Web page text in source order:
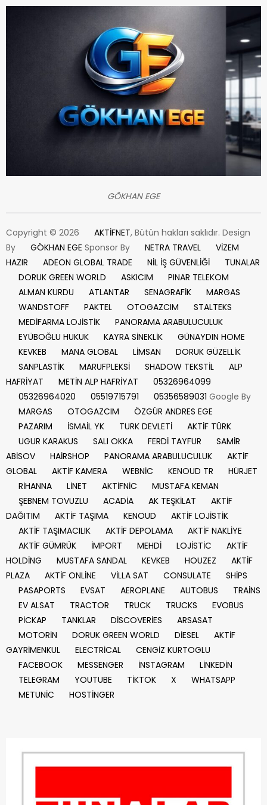
GÖKHAN EGE
Copyright © 2026 AKTİFNET, Bütün hakları saklıdır. Design
By
GÖKHAN EGE Sponsor By NETRA TRAVEL
VİZEM
HAZIR
ADEON GLOBAL TRADE NİL İŞ GÜVENLİĞİ
TUNALAR
DORUK GREEN WORLD
ASKICIM
PINAR TELEKOM
ALMAN KURDU
ATLANTAR SENAGRAFİK
MARGAS
WANDSTOFF
PAKTEL OTOGAZCIM
STALTEKS
MEDİFARMA LOJİSTİK
PANORAMA ARABULUCULUK
EYÜBOĞLU HUKUK
KAYRA SİNEKLİK
GÜNAYDIN HOME
KEVKEB
MANA GLOBAL LİMSAN
DORUK GÜZELLİK
SANPLASTİK
MARUFPLEKSİ SHADOW TEKSTİL
ALP
HAFRİYAT
METİN ALP HAFRİYAT
05326964099
05326964020
05519715791 05356589031 Google By
MARGAS
OTOGAZCIM
ÖZGÜR ANDRES EGE
PAZARIM
İSMAİL YK TURK DEVLETİ
AKTİF TÜRK
UGUR KARAKUS
SALI OKKA FERDİ TAYFUR
SAMİR
ABİSOV
HAİRSHOP PANORAMA ARABULUCULUK
AKTİF
GLOBAL
AKTİF KAMERA WEBNİC KENOUD TR
HÜRJET
RİHANNA
LİNET AKTİFNİC
MUSTAFA KEMAN
ŞEBNEM TOVUZLU
ACADİA AK TEŞKİLAT
AKTİF
DAĞITIM
AKTİF TAŞIMA KENOUD
AKTİF LOJİSTİK
AKTİF TAŞIMACILIK
AKTİF DEPOLAMA
AKTİF NAKLİYE
AKTİF GÜMRÜK
İMPORT MEHDİ LOJİSTİC
AKTİF
HOLDİNG
MUSTAFA SANDAL KEVKEB HOUZEZ
AKTİF
PLAZA
AKTİF ONLİNE VİLLA SAT CONSULATE
SHİPS
PASAPORTS
EVSAT AEROPLANE AUTOBUS
TRAİNS
EV ALSAT
TRACTOR TRUCK TRUCKS
EVOBUS
PİCKAP
TANKLAR DİSCOVERİES
ARSASAT
MOTORİN
DORUK GREEN WORLD DİESEL
AKTİF
GAYRİMENKUL
ELECTRİCAL
CENGİZ KURTOGLU
FACEBOOK
MESSENGER İNSTAGRAM
LİNKEDİN
TELEGRAM
YOUTUBE TİKTOK X
WHATSAPP
METUNİC
HOSTİNGER